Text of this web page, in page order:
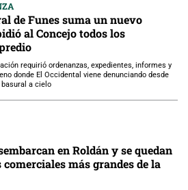
de Funes suma un nuevo
al Concejo todos los
requirió ordenanzas, expedientes, informes y
donde El Occidental viene denunciando desde
a cielo
en Roldán y se quedan
comerciales más grandes de la